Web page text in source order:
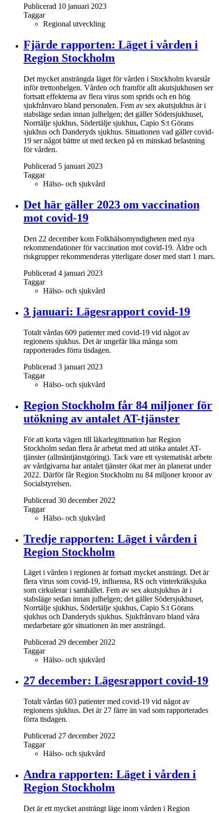
Publicerad 10 januari 2023
Taggar
Regional utveckling
Fjärde rapporten: Läget i vården i
Region Stockholm
Det mycket ansträngda läget för vården i Stockholm kvarstår
inför trettonhelgen. Vården och framför allt akutsjukhusen ser
fortsatt effekterna av flera virus som sprids och en hög
sjukfrånvaro bland personalen. Fem av sex akutsjukhus är i
stabsläge sedan innan julhelgen; det gäller Södersjukhuset,
Norrtälje sjukhus, Södertälje sjukhus, Capio S:t Görans
sjukhus och Danderyds sjukhus. Situationen vad gäller covid-
19 ser något bättre ut med tecken på en minskad belastning
för vården.
Publicerad 5 januari 2023
Taggar
Hälso- och sjukvård
Det här gäller 2023 om vaccination
mot covid-19
Den 22 december kom Folkhälsomyndigheten med nya
rekommendationer för vaccination mot covid-19. Äldre och
riskgrupper rekommenderas ytterligare doser med start 1 mars.
Publicerad 4 januari 2023
Taggar
Hälso- och sjukvård
3 januari: Lägesrapport covid-19
Totalt vårdas 609 patienter med covid-19 vid något av
regionens sjukhus. Det är ungefär lika många som
rapporterades förra tisdagen.
Publicerad 3 januari 2023
Taggar
Hälso- och sjukvård
Region Stockholm får 84 miljoner för
utökning av antalet AT-tjänster
För att korta vägen till läkarlegitimation har Region
Stockholm sedan flera år arbetat med att utöka antalet AT-
tjänster (allmäntjänstgöring). Tack vare ett systematiskt arbete
av vårdgivarna har antalet tjänster ökat mer än planerat under
2022. Därför får Region Stockholm nu 84 miljoner kronor av
Socialstyrelsen.
Publicerad 30 december 2022
Taggar
Hälso- och sjukvård
Tredje rapporten: Läget i vården i
Region Stockholm
Läget i vården i regionen är fortsatt mycket ansträngt. Det är
flera virus som covid-19, influensa, RS och vinterkräksjuka
som cirkulerar i samhället. Fem av sex akutsjukhus är i
stabsläge sedan innan julhelgen; det gäller Södersjukhuset,
Norrtälje sjukhus, Södertälje sjukhus, Capio S:t Görans
sjukhus och Danderyds sjukhus. Sjukfrånvaro bland våra
medarbetare gör situationen än mer ansträngd.
Publicerad 29 december 2022
Taggar
Hälso- och sjukvård
27 december: Lägesrapport covid-19
Totalt vårdas 603 patienter med covid-19 vid något av
regionens sjukhus. Det är 27 färre än vad som rapporterades
förra tisdagen.
Publicerad 27 december 2022
Taggar
Hälso- och sjukvård
Andra rapporten: Läget i vården i
Region Stockholm
Det är ett mycket ansträngt läge inom vården i Region